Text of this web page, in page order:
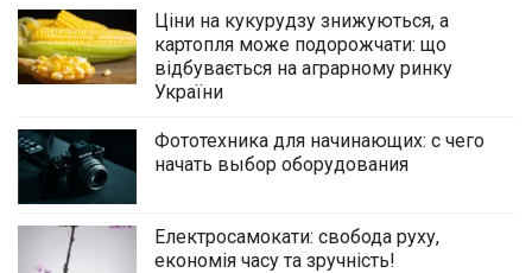
Ціни на кукурудзу знижуються, а
картопля може подорожчати: що
відбувається на аграрному ринку
України
Фототехника для начинающих: с чего
начать выбор оборудования
Електросамокати: свобода руху,
економія часу та зручність!